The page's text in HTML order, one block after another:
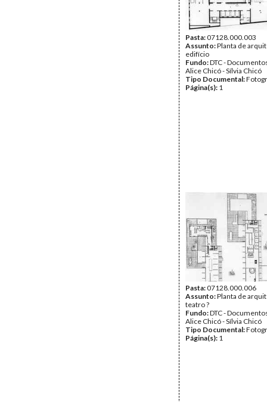
Pasta:07128.000.003
Assunto:Planta de
edifício
Fundo:DTC -
Alice Chicó - Sílvia Chicó
Tipo Documental:
Página(s): 1
Pasta:07128.000.006
Assunto:Planta de
teatro ?
Fundo:DTC -
Alice Chicó - Sílvia Chicó
Tipo Documental:
Página(s): 1